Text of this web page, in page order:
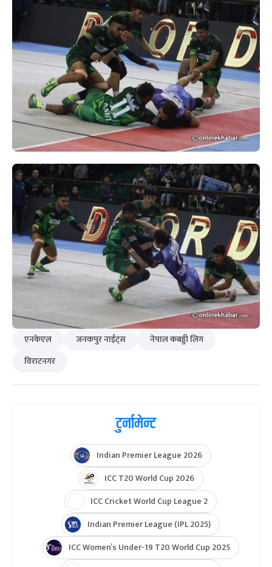
एनकेएल जनकपुर नाईट्स
नेपाल कबड्डी लिग
विराटनगर
टुर्नामेन्ट
Indian Premier League 2026
ICC T20 World Cup 2026
ICC Cricket World Cup League 2
Indian Premier League (IPL 2025)
ICC Women’s Under-19 T20 World Cup 2025